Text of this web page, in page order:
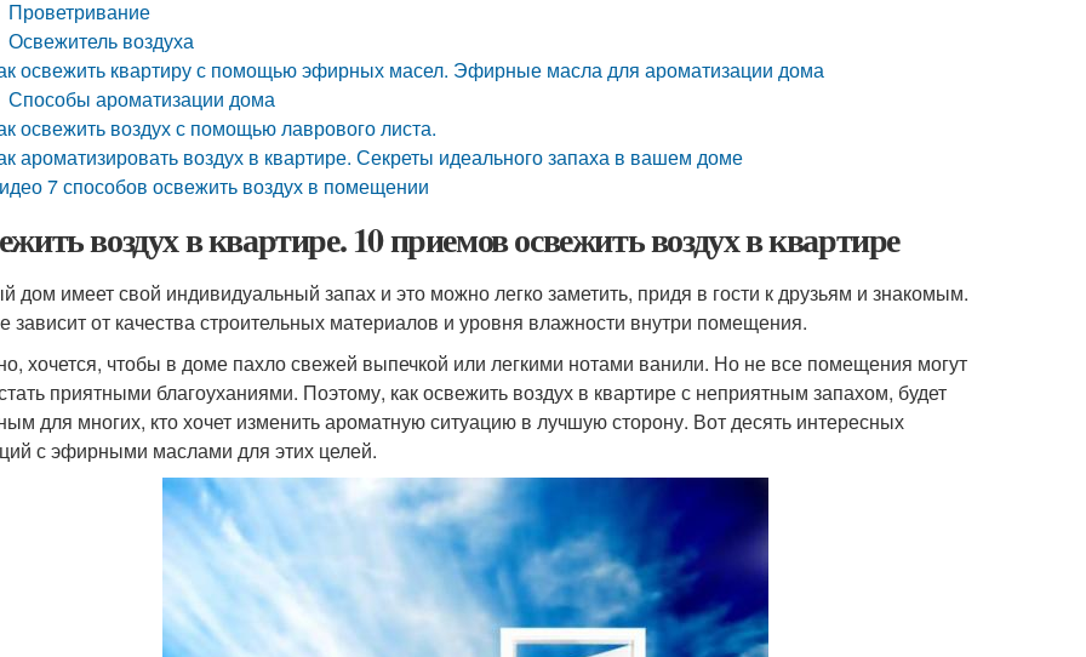
Проветривание
Освежитель воздуха
освежить квартиру с помощью эфирных масел. Эфирные масла для ароматизации дома
Способы ароматизации дома
освежить воздух с помощью лаврового листа.
ароматизировать воздух в квартире. Секреты идеального запаха в вашем доме
7 способов освежить воздух в помещении
воздух в квартире. 10 приемов освежить воздух в квартире
дом имеет свой индивидуальный запах и это можно легко заметить, придя в гости к друзьям и знакомым.
зависит от качества строительных материалов и уровня влажности внутри помещения.
хочется, чтобы в доме пахло свежей выпечкой или легкими нотами ванили. Но не все помещения могут
приятными благоуханиями. Поэтому, как освежить воздух в квартире с неприятным запахом, будет
для многих, кто хочет изменить ароматную ситуацию в лучшую сторону. Вот десять интересных
с эфирными маслами для этих целей.